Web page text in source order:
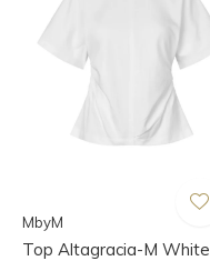
MbyM
Top Altagracia-M White